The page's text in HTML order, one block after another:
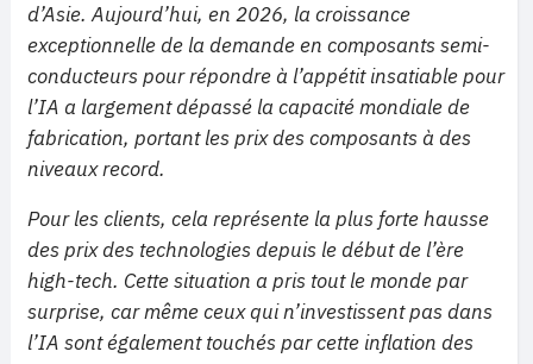
d’Asie. Aujourd’hui, en 2026, la croissance
exceptionnelle de la demande en composants semi-
conducteurs pour répondre à l’appétit insatiable pour
l’IA a largement dépassé la capacité mondiale de
fabrication, portant les prix des composants à des
niveaux record.
Pour les clients, cela représente la plus forte hausse
des prix des technologies depuis le début de l’ère
high-tech. Cette situation a pris tout le monde par
surprise, car même ceux qui n’investissent pas dans
l’IA sont également touchés par cette inflation des